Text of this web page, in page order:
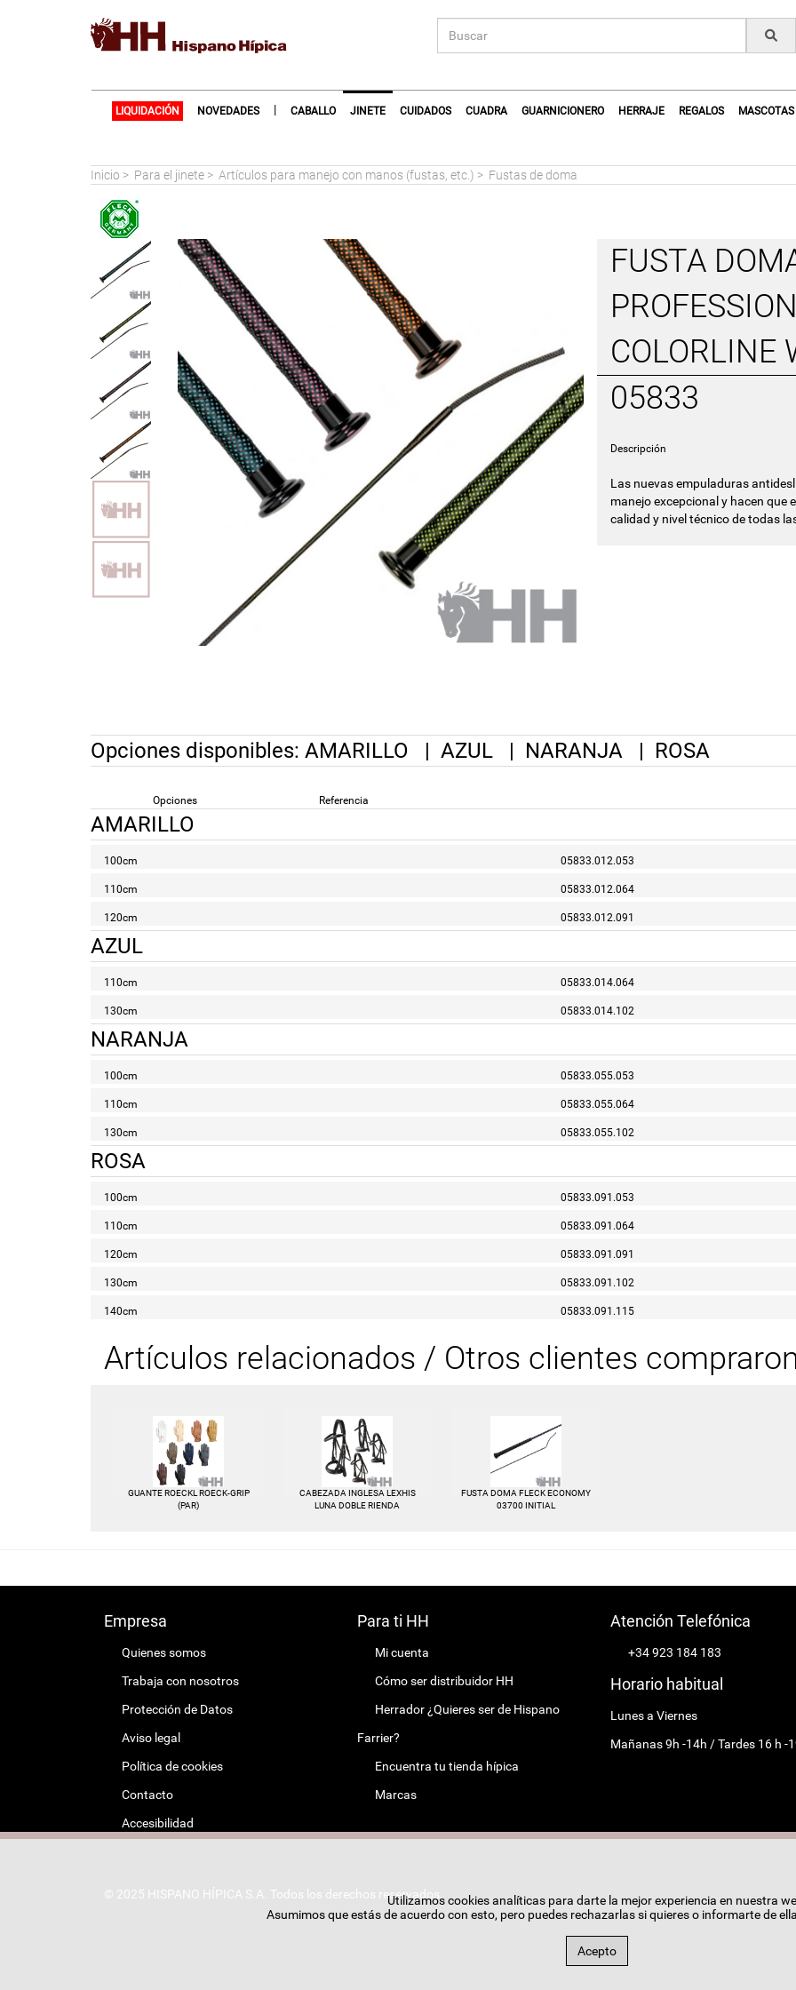
LIQUIDACIÓN NOVEDADES | CABALLO JINETE CUIDADOS CUADRA GUARNICIONERO HERRAJE REGALOS MASCOTAS
Inicio > Para el jinete > Artículos para manejo con manos (fustas, etc.) > Fustas de doma
FUSTA
COLORLINE
05833
Descripción
Las nuevas empuladuras
manejo excepcional y hacen que
calidad y nivel técnico de todas
Opciones disponibles: AMARILLO | AZUL | NARANJA | ROSA
Opciones Referencia
AMARILLO
100cm 05833.012.053
110cm 05833.012.064
120cm 05833.012.091
AZUL
110cm 05833.014.064
130cm 05833.014.102
NARANJA
100cm 05833.055.053
110cm 05833.055.064
130cm 05833.055.102
ROSA
100cm 05833.091.053
110cm 05833.091.064
120cm 05833.091.091
130cm 05833.091.102
140cm 05833.091.115
Artículos relacionados / Otros clientes
GUANTE ROECKL ROECK-GRIP
(PAR)
CABEZADA INGLESA LEXHIS
LUNA DOBLE RIENDA
FUSTA DOMA FLECK ECONOMY
03700 INITIAL
Empresa
Quienes somos
Trabaja con nosotros
Protección de Datos
Aviso legal
Política de cookies
Contacto
Accesibilidad
Para ti HH
Mi cuenta
Cómo ser distribuidor HH
Herrador ¿Quieres ser de Hispano
Farrier?
Encuentra tu tienda hípica
Marcas
Atención Telefónica
+34 923 184 183
Horario habitual
Lunes a Viernes
Mañanas 9h -14h / Tardes 16 h -
© 2025 HISPANO HÍPICA S.A. Todos los derechos reservados.Utilizamos cookies analíticas para darte la mejor experiencia en nuestra
Asumimos que estás de acuerdo con esto, pero puedes rechazarlas si quieres o informarte de
Acepto